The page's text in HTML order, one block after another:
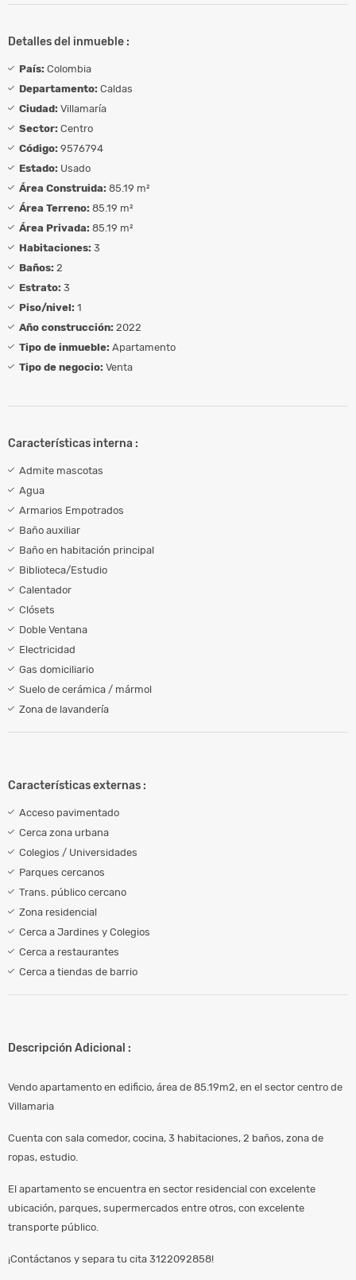
Detalles del inmueble :
País: Colombia
Departamento: Caldas
Ciudad: Villamaría
Sector: Centro
Código: 9576794
Estado: Usado
Área Construida: 85.19 m²
Área Terreno: 85.19 m²
Área Privada: 85.19 m²
Habitaciones: 3
Baños: 2
Estrato: 3
Piso/nivel: 1
Año construcción: 2022
Tipo de inmueble: Apartamento
Tipo de negocio: Venta
Características interna :
Admite mascotas
Agua
Armarios Empotrados
Baño auxiliar
Baño en habitación principal
Biblioteca/Estudio
Calentador
Clósets
Doble Ventana
Electricidad
Gas domiciliario
Suelo de cerámica / mármol
Zona de lavandería
Características externas :
Acceso pavimentado
Cerca zona urbana
Colegios / Universidades
Parques cercanos
Trans. público cercano
Zona residencial
Cerca a Jardines y Colegios
Cerca a restaurantes
Cerca a tiendas de barrio
Descripción Adicional :
Vendo apartamento en edificio, área de 85.19m2, en el sector centro de
Villamaria
Cuenta con sala comedor, cocina, 3 habitaciones, 2 baños, zona de
ropas, estudio.
El apartamento se encuentra en sector residencial con excelente
ubicación, parques, supermercados entre otros, con excelente
transporte público.
¡Contáctanos y separa tu cita 3122092858!